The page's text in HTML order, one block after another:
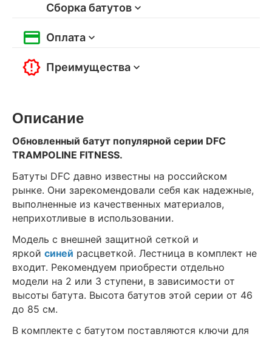
Сборка батутов
Оплата
Преимущества
Описание
Обновленный батут популярной серии DFC
TRAMPOLINE FITNESS.
Батуты DFC давно известны на российском
рынке. Они зарекомендовали себя как надежные,
выполненные из качественных материалов,
неприхотливые в использовании.
Модель с внешней защитной сеткой и
яркой синей расцветкой. Лестница в комплект не
входит. Рекомендуем приобрести отдельно
модели на 2 или 3 ступени, в зависимости от
высоты батута. Высота батутов этой серии от 46
до 85 см.
В комплекте с батутом поставляются ключи для